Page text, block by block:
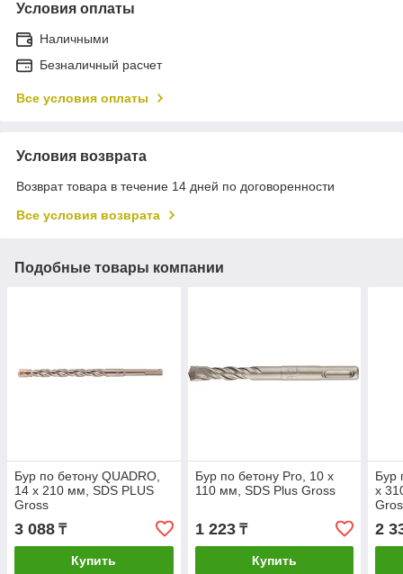
Условия оплаты
Наличными
Безналичный расчет
Все условия оплаты
Условия возврата
Возврат товара в течение 14 дней по договоренности
Все условия возврата
Подобные товары компании
Бур по бетону QUADRO,
14 х 210 мм, SDS PLUS
Gross
3 088 ₸
Купить
Бур по бетону Pro, 10 x
110 мм, SDS Plus Gross
1 223₸
Купить
Бур
х
2